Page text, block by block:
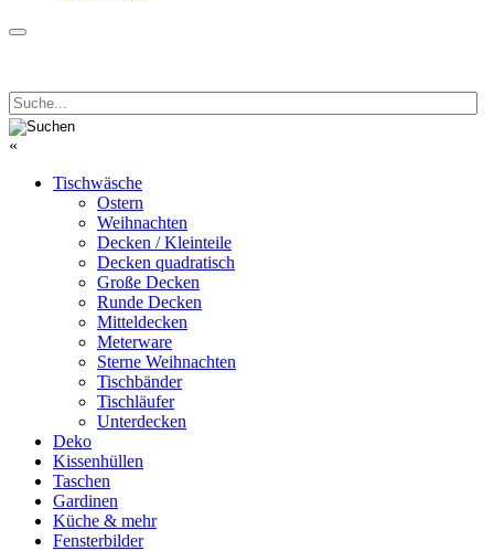
«
Tischwäsche
Ostern
Weihnachten
Decken / Kleinteile
Decken quadratisch
Große Decken
Runde Decken
Mitteldecken
Meterware
Sterne Weihnachten
Tischbänder
Tischläufer
Unterdecken
Deko
Kissenhüllen
Taschen
Gardinen
Küche & mehr
Fensterbilder